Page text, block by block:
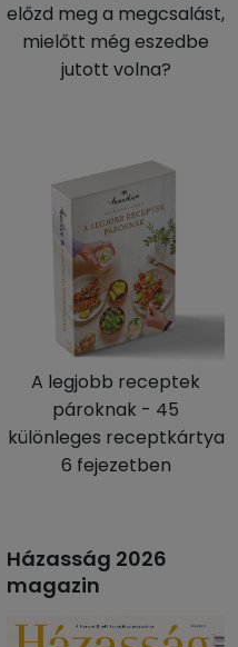
előzd meg a megcsalást,
mielőtt még eszedbe
jutott volna?
A legjobb receptek
pároknak - 45
különleges receptkártya
6 fejezetben
Házasság 2026
magazin